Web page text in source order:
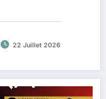
22 Juillet 2026